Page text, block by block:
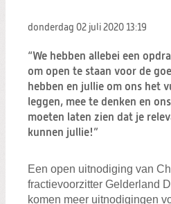
donderdag 02 juli 2020 13:19
“We hebben allebei een
om open te staan voor de
hebben en jullie om ons het
leggen, mee te denken en
moeten laten zien dat je
kunnen jullie!”
Een open uitnodiging van
fractievoorzitter Gelderland
komen meer uitnodigingen